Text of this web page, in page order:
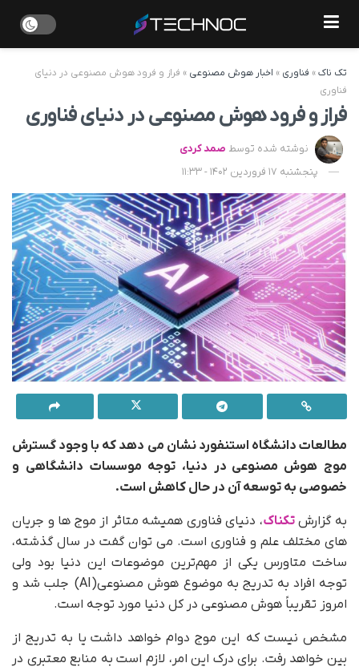
تک ناک» فناوری » اخبار هوش مصنوعی » فراز و فرود هوش مصنوعی در دنیای
فناوری
فراز و فرود هوش مصنوعی در دنیای فناوری
نوشته شده توسط صمد کردی
پنجشنبه 17 فروردین 1402 - 11:33
مطالعات دانشگاه استنفورد نشان می دهد که با وجود گسترش
موج هوش مصنوعی در دنیا، توجه موسسات دانشگاهی و
خصوصی به توسعه آن در حال کاهش است.
به گزارشتکناک، دنیای فناوری همیشه متاثر از موج ها و جریان
های مختلف علم و فناوری است. می توان گفت در سال گذشته،
ساخت متاورس یکی از مهم‌ترین موضوعات این دنیا بود ولی
توجه افراد به تدریج به موضوع هوش مصنوعی(AI) جلب شد و
امروز تقریباً هوش مصنوعی در کل دنیا مورد توجه است.
مشخص نیست که این موج دوام خواهد داشت یا به تدریج از
بین خواهد رفت. برای درک این امر، لازم است به منابع معتبری در